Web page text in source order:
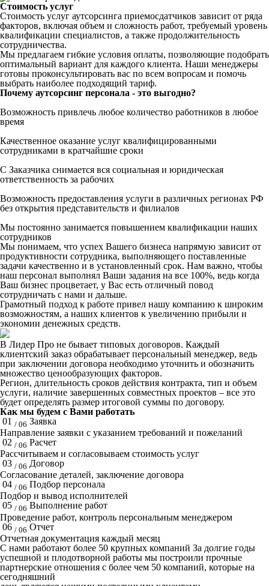
Стоимость услуг
Стоимость услуг аутсорсинга приемосдатчиков зависит от ряда
факторов, включая объем и сложность работ, требуемый уровень
квалификации специалистов, а также продолжительность
сотрудничества.
Мы предлагаем гибкие условия оплаты, позволяющие подобрать
оптимальный вариант для каждого клиента. Наши менеджеры
готовы проконсультировать вас по всем вопросам и помочь
выбрать наиболее подходящий тариф.
Почему аутсорсинг персонала - это выгодно?
Возможность привлечь любое количество работников в любое
время
Качественное оказание услуг квалифицированными
сотрудниками в кратчайшие сроки
С Заказчика снимается вся социальная и юридическая
ответственность за рабочих
Возможность предоставления услуги в различных регионах РФ
без открытия представительств и филиалов
Мы постоянно занимается повышением квалификации наших
сотрудников
Мы понимаем, что успех Вашего бизнеса напрямую зависит от
продуктивности сотрудника, выполняющего поставленные
задачи качественно и в установленный срок. Нам важно, чтобы
наш персонал выполнял Ваши задания на все 100%, ведь когда
Ваш бизнес процветает, у Вас есть отличный повод
сотрудничать с нами и дальше.
Грамотный подход к работе привел нашу компанию к широким
возможностям, а наших клиентов к увеличению прибыли и
экономии денежных средств.
В Лидер Про не бывает типовых договоров. Каждый
клиентский заказ обрабатывает персональный менеджер, ведь
при заключении договора необходимо уточнить и обозначить
множество ценообразующих факторов.
Регион, длительность сроков действия контракта, тип и объем
услуги, наличие завершенных совместных проектов – все это
будет определять размер итоговой суммы по договору.
Как мы будем с Вами работать
01 / 06 Заявка
Направление заявки с указанием требований и пожеланий
02 / 06 Расчет
Рассчитываем и согласовываем стоимость услуг
03 / 06 Договор
Согласование деталей, заключение договора
04 / 06 Подбор персонала
Подбор и вывод исполнителей
05 / 06 Выполнение работ
Проведение работ, контроль персональным менеджером
06 / 06 Отчет
Отчетная документация каждый месяц
C нами работают более 50 крупных компаний За долгие годы
успешной и плодотворной работы мы построили прочные
партнерские отношения с более чем 50 компаний, которые на
сегодняшний